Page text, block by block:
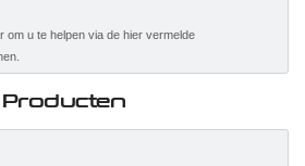
om u te helpen via de hier vermelde
Producten